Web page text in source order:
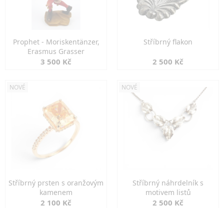
Prophet - Moriskentänzer,
Erasmus Grasser
3 500 Kč
Stříbrný flakon
2 500 Kč
NOVÉ
Stříbrný prsten s oranžovým
kamenem
2 100 Kč
NOVÉ
Stříbrný náhrdelník s
motivem listů
2 500 Kč